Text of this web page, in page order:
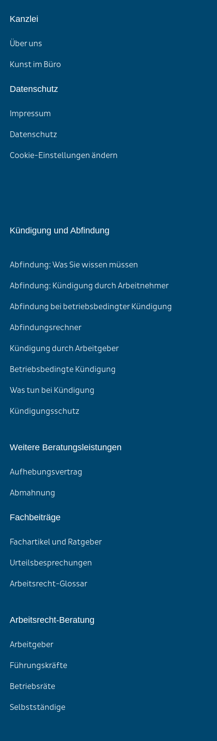
Kanzlei
Über uns
Kunst im Büro
Datenschutz
Impressum
Datenschutz
Cookie-Einstellungen ändern
Kündigung und Abfindung
Abfindung: Was Sie wissen müssen
Abfindung: Kündigung durch Arbeitnehmer
Abfindung bei betriebsbedingter Kündigung
Abfindungsrechner
Kündigung durch Arbeitgeber
Betriebsbedingte Kündigung
Was tun bei Kündigung
Kündigungsschutz
Weitere Beratungsleistungen
Aufhebungsvertrag
Abmahnung
Fachbeiträge
Fachartikel und Ratgeber
Urteilsbesprechungen
Arbeitsrecht-Glossar
Arbeitsrecht-Beratung
Arbeitgeber
Führungskräfte
Betriebsräte
Selbstständige